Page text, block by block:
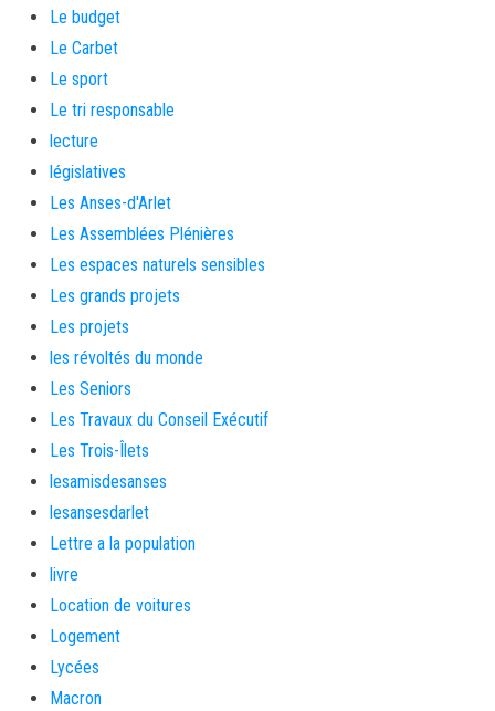
Le budget
Le Carbet
Le sport
Le tri responsable
lecture
législatives
Les Anses-d'Arlet
Les Assemblées Plénières
Les espaces naturels sensibles
Les grands projets
Les projets
les révoltés du monde
Les Seniors
Les Travaux du Conseil Exécutif
Les Trois-Îlets
lesamisdesanses
lesansesdarlet
Lettre a la population
livre
Location de voitures
Logement
Lycées
Macron